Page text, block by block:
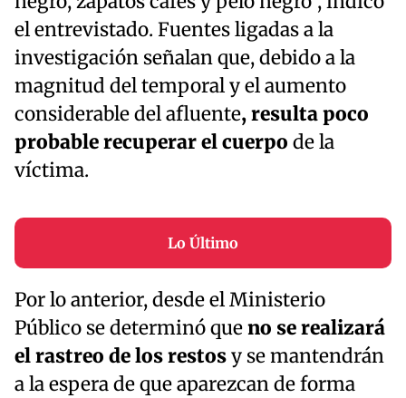
el entrevistado. Fuentes ligadas a la
investigación señalan que, debido a la
magnitud del temporal y el aumento
considerable del afluente, resulta poco
probable recuperar el cuerpo de la
víctima.
Lo Último
Por lo anterior, desde el Ministerio
Público se determinó queno se realizará
el rastreo de los restosy se mantendrán
a la espera de que aparezcan de forma